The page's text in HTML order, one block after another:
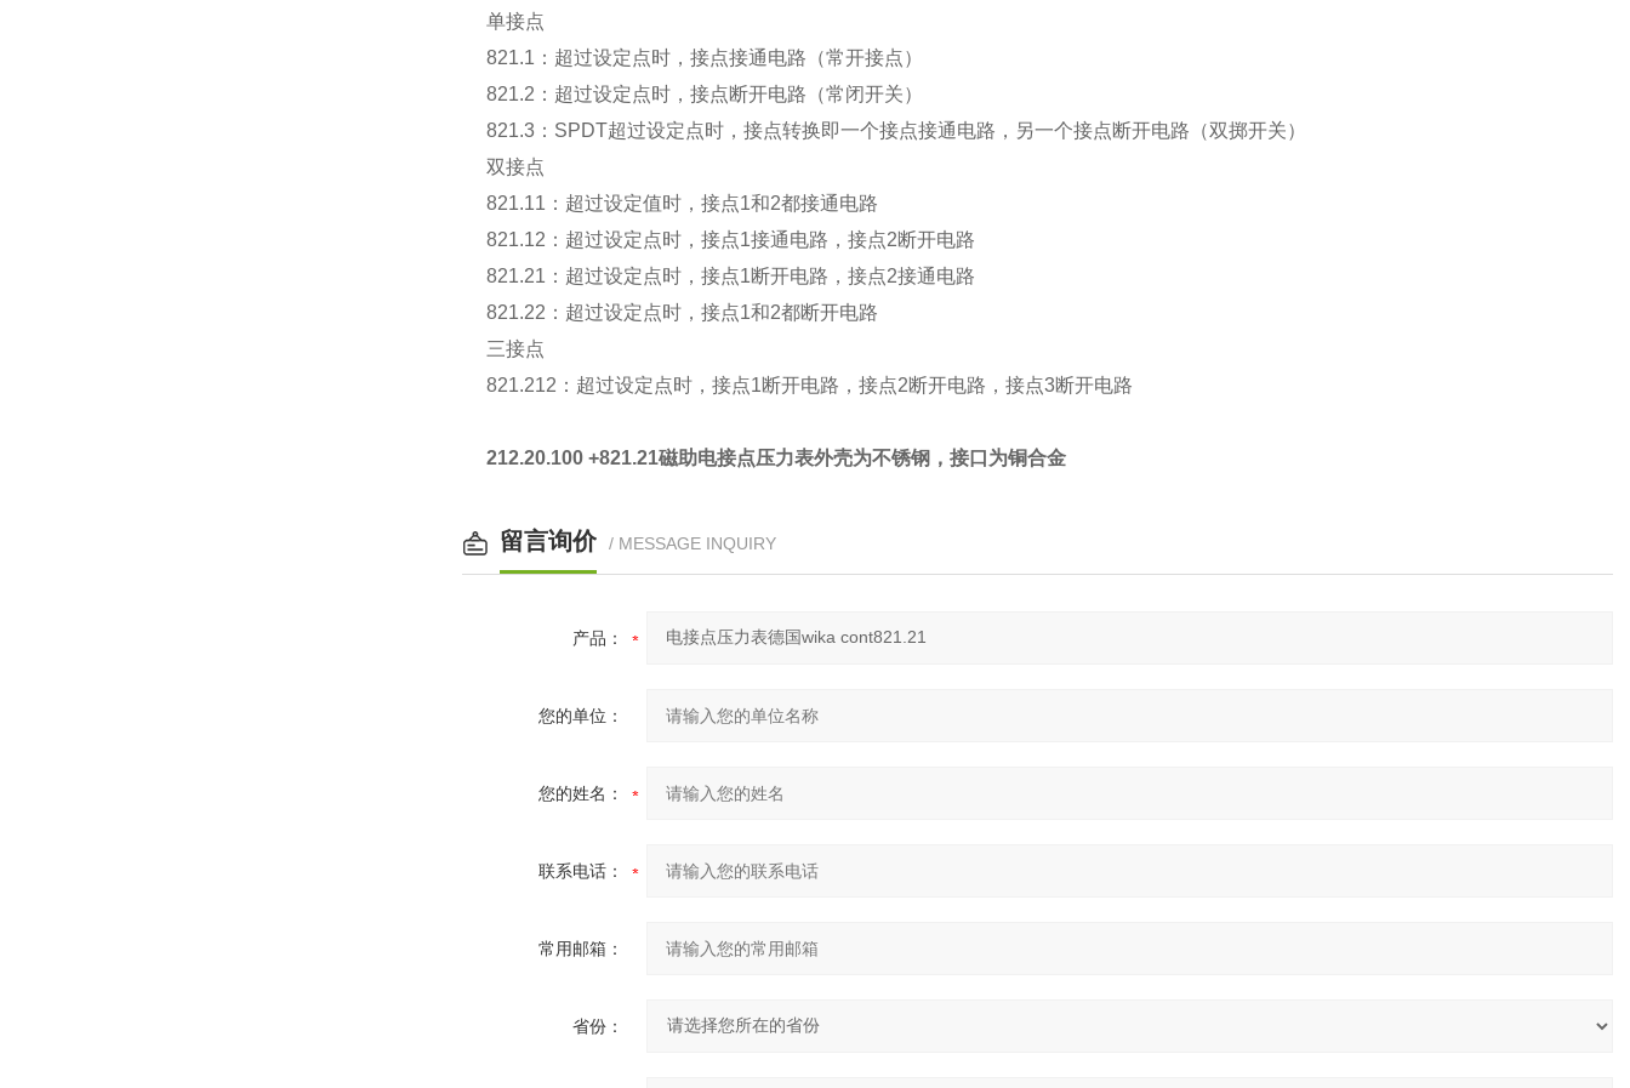
单接点
821.1 ：超过设定点时，接点接通电路（常开接点）
821.2 ：超过设定点时，接点断开电路（常闭开关）
821.3 ：SPDT超过设定点时，接点转换即一个接点接通电路，另一个接点断开电路（双掷开关）
双接点
821.11 ：超过设定值时，接点1和2都接通电路
821.12 ：超过设定点时，接点1接通电路，接点2断开电路
821.21 ：超过设定点时，接点1断开电路，接点2接通电路
821.22 ：超过设定点时，接点1和2都断开电路
三接点
821.212 ：超过设定点时，接点1断开电路，接点2断开电路，接点3断开电路
212.20.100 +821.21磁助电接点压力表外壳为不锈钢，接口为铜合金
留言询价 / MESSAGE INQUIRY
产品：
您的单位：
您的姓名：
联系电话：
常用邮箱：
省份：